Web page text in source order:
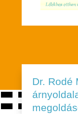
Dr. Rodé